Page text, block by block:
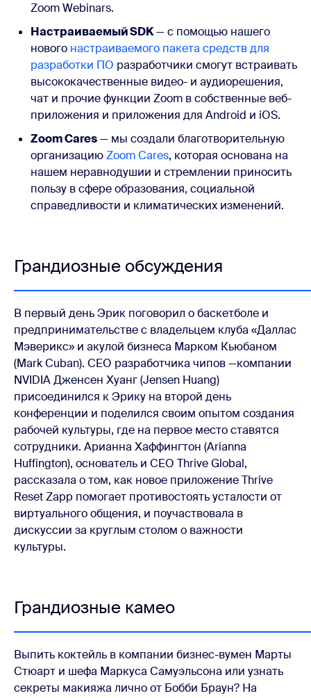
Zoom Webinars.
Настраиваемый SDK— с помощью нашего
нового настраиваемого пакета средств для
разработки ПО разработчики смогут встраивать
высококачественные видео- и аудиорешения,
чат и прочие функции Zoom в собственные веб-
приложения и приложения для Android и iOS.
Zoom Cares— мы создали благотворительную
организациюZoom Cares, которая основана на
нашем неравнодушии и стремлении приносить
пользу в сфере образования, социальной
справедливости и климатических изменений.
Грандиозные обсуждения
В первый день Эрик поговорил о баскетболе и
предпринимательстве с владельцем клуба «Даллас
Мэверикс» и акулой бизнеса Марком Кьюбаном
(Mark Cuban). CEO разработчика чипов —компании
NVIDIA Дженсен Хуанг (Jensen Huang)
присоединился к Эрику на второй день
конференции и поделился своим опытом создания
рабочей культуры, где на первое место ставятся
сотрудники. Арианна Хаффингтон (Arianna
Huffington), основатель и CEO Thrive Global,
рассказала о том, как новое приложение Thrive
Reset Zapp помогает противостоять усталости от
виртуального общения, и поучаствовала в
дискуссии за круглым столом о важности
культуры.
Грандиозные камео
Выпить коктейль в компании бизнес-вумен Марты
Стюарт и шефа Маркуса Самуэльсона или узнать
секреты макияжа лично от Бобби Браун? На